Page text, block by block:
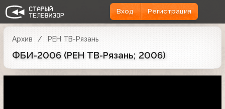
Вход Регистрация
Архив РЕН ТВ-Рязань
ФБИ-2006 (РЕН ТВ-Рязань; 2006)